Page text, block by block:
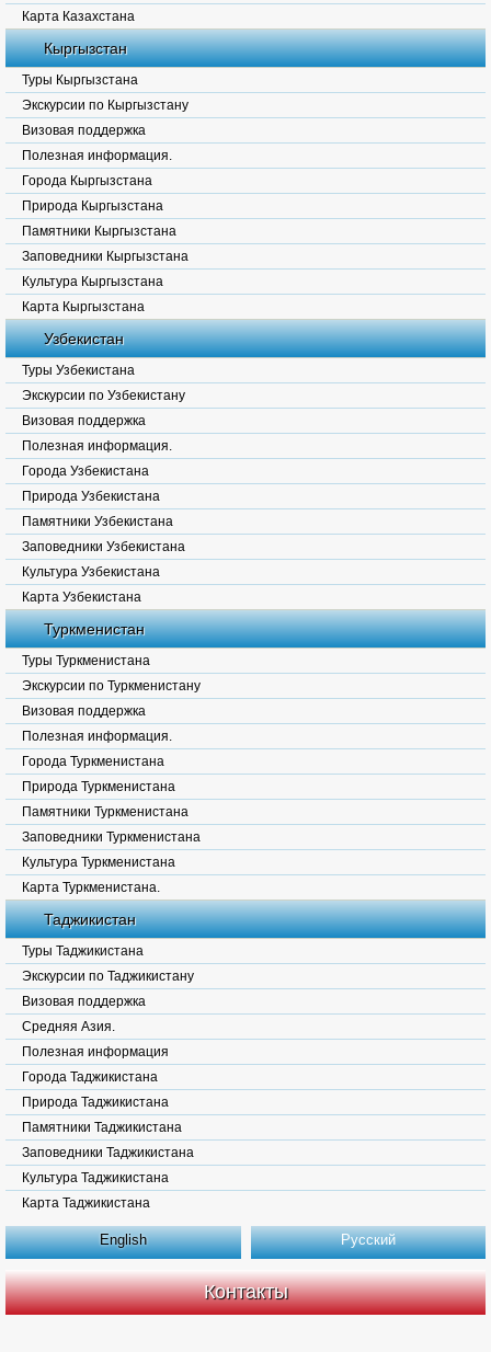
Карта Казахстана
Кыргызстан
Туры Кыргызстана
Экскурсии по Кыргызстану
Визовая поддержка
Полезная информация.
Города Кыргызстана
Природа Кыргызстана
Памятники Кыргызстана
Заповедники Кыргызстана
Культура Кыргызстана
Карта Кыргызстана
Узбекистан
Туры Узбекистана
Экскурсии по Узбекистану
Визовая поддержка
Полезная информация.
Города Узбекистана
Природа Узбекистана
Памятники Узбекистана
Заповедники Узбекистана
Культура Узбекистана
Карта Узбекистана
Туркменистан
Туры Туркменистана
Экскурсии по Туркменистану
Визовая поддержка
Полезная информация.
Города Туркменистана
Природа Туркменистана
Памятники Туркменистана
Заповедники Туркменистана
Культура Туркменистана
Карта Туркменистана.
Таджикистан
Туры Таджикистана
Экскурсии по Таджикистану
Визовая поддержка
Средняя Азия.
Полезная информация
Города Таджикистана
Природа Таджикистана
Памятники Таджикистана
Заповедники Таджикистана
Культура Таджикистана
Карта Таджикистана
English Русский
Контакты